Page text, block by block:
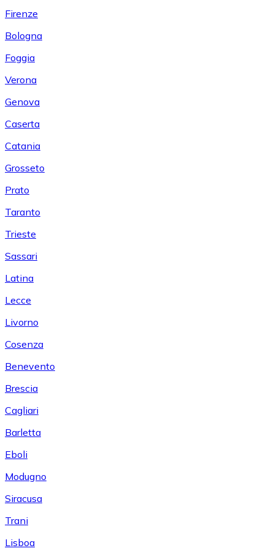
Firenze
Bologna
Foggia
Verona
Genova
Caserta
Catania
Grosseto
Prato
Taranto
Trieste
Sassari
Latina
Lecce
Livorno
Cosenza
Benevento
Brescia
Cagliari
Barletta
Eboli
Modugno
Siracusa
Trani
Lisboa